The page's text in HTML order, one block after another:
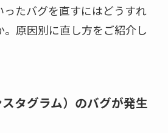
たバグを直すにはどうすれ
原因別に直し方をご紹介し
タグラム）のバグが発生